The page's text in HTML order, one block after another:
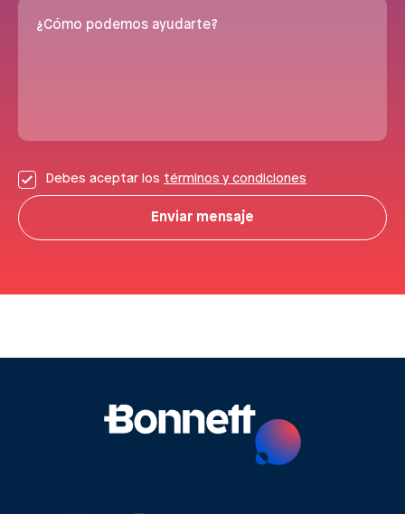
¿Cómo podemos ayudarte?
Debes aceptar los términos y condiciones
Enviar mensaje